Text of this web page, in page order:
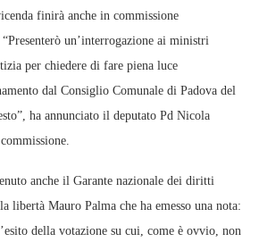
finirà anche in commissione
un’interrogazione ai ministri
per chiedere di fare piena luce
dal Consiglio Comunale di Padova del
ha annunciato il deputato Pd Nicola
anche il Garante nazionale dei diritti
libertà Mauro Palma che ha emesso una nota:
della votazione su cui, come è ovvio, non